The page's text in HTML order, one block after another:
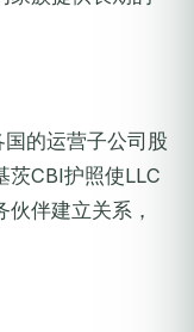
的运营子公司股
茨CBI护照使LLC
伴建立关系，